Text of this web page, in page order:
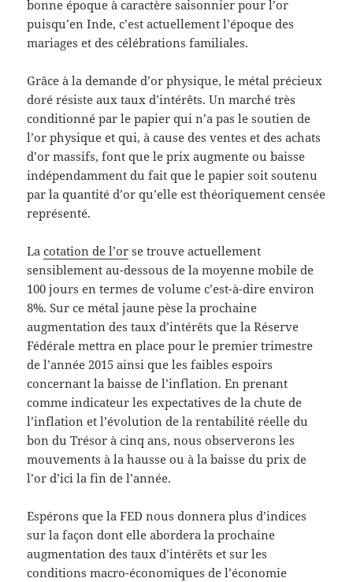
bonne époque à caractère saisonnier pour l’or
puisqu’en Inde, c’est actuellement l’époque des
mariages et des célébrations familiales.
Grâce à la demande d’or physique, le métal précieux
doré résiste aux taux d’intérêts. Un marché très
conditionné par le papier qui n’a pas le soutien de
l’or physique et qui, à cause des ventes et des achats
d’or massifs, font que le prix augmente ou baisse
indépendamment du fait que le papier soit soutenu
par la quantité d’or qu’elle est théoriquement censée
représenté.
Lacotation de l’or se trouve actuellement
sensiblement au-dessous de la moyenne mobile de
100 jours en termes de volume c’est-à-dire environ
8%. Sur ce métal jaune pèse la prochaine
augmentation des taux d’intérêts que la Réserve
Fédérale mettra en place pour le premier trimestre
de l’année 2015 ainsi que les faibles espoirs
concernant la baisse de l’inflation. En prenant
comme indicateur les expectatives de la chute de
l’inflation et l’évolution de la rentabilité réelle du
bon du Trésor à cinq ans, nous observerons les
mouvements à la hausse ou à la baisse du prix de
l’or d’ici la fin de l’année.
Espérons que la FED nous donnera plus d’indices
sur la façon dont elle abordera la prochaine
augmentation des taux d’intérêts et sur les
conditions macro-économiques de l’économie